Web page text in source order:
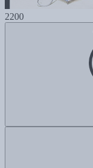
2200